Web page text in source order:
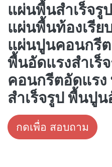
แผ่นพื้นสำเร็จรู
แผ่นพื้นท้องเรีย
แผ่นปูนคอนกรี
พื้นอัดแรงสำเร็
คอนกรีตอัดแร
สำเร็จรูป พื้นปู
กดเพื่อ สอบถาม